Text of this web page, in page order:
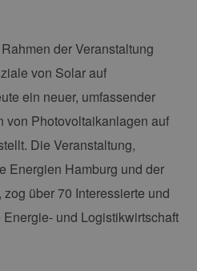
der Veranstaltung
von Solar auf
ein neuer, umfassender
von Photovoltaikanlagen auf
Die Veranstaltung,
Energien Hamburg und der
über 70 Interessierte und
und Logistikwirtschaft